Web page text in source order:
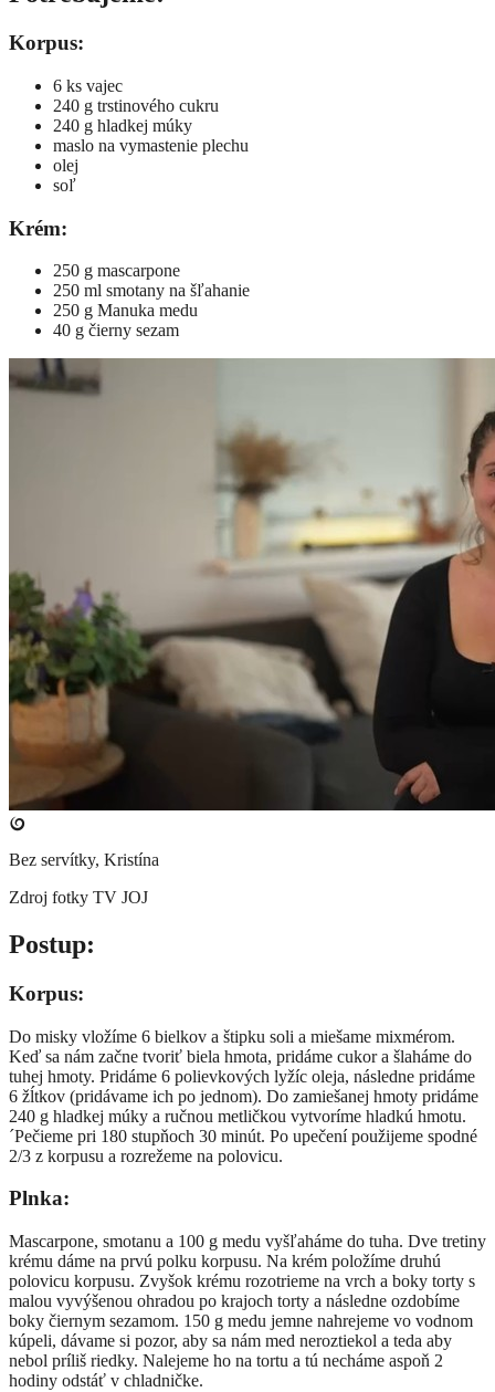
Korpus:
6 ks vajec
240 g trstinového cukru
240 g hladkej múky
maslo na vymastenie plechu
olej
soľ
Krém:
250 g mascarpone
250 ml smotany na šľahanie
250 g Manuka medu
40 g čierny sezam
Bez servítky, Kristína
Zdroj fotky TV JOJ
​Postup:
Korpus:
Do misky vložíme 6 bielkov a štipku soli a miešame mixmérom.
Keď sa nám začne tvoriť biela hmota, pridáme cukor a šlaháme do
tuhej hmoty. Pridáme 6 polievkových lyžíc oleja, následne pridáme
6 žĺtkov (pridávame ich po jednom). Do zamiešanej hmoty pridáme
240 g hladkej múky a ručnou metličkou vytvoríme hladkú hmotu.
´Pečieme pri 180 stupňoch 30 minút. Po upečení použijeme spodné
2/3 z korpusu a rozrežeme na polovicu.
Plnka:
Mascarpone, smotanu a 100 g medu vyšľaháme do tuha. Dve tretiny
krému dáme na prvú polku korpusu. Na krém položíme druhú
polovicu korpusu. Zvyšok krému rozotrieme na vrch a boky torty s
malou vyvýšenou ohradou po krajoch torty a následne ozdobíme
boky čiernym sezamom. 150 g medu jemne nahrejeme vo vodnom
kúpeli, dávame si pozor, aby sa nám med neroztiekol a teda aby
nebol príliš riedky. Nalejeme ho na tortu a tú necháme aspoň 2
hodiny odstáť v chladničke.